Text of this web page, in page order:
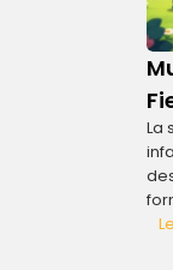
La